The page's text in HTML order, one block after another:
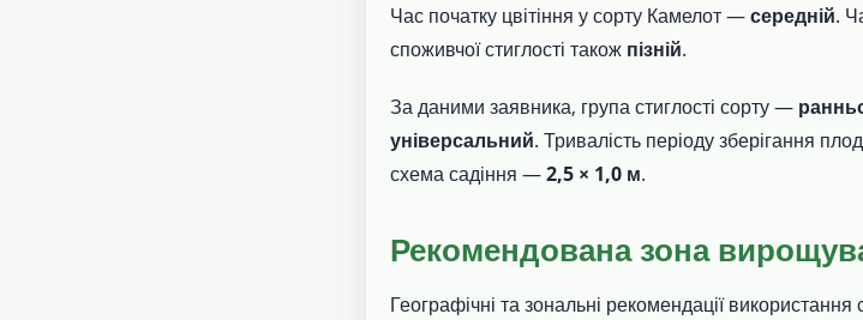
Час початку цвітіння у сорту Камелот —середній.
споживчої стиглості також пізній.
За даними заявника, група стиглості сорту —
універсальний. Тривалість періоду зберігання
схема садіння —2,5 × 1,0 м.
Рекомендована зона
Географічні та зональні рекомендації використання